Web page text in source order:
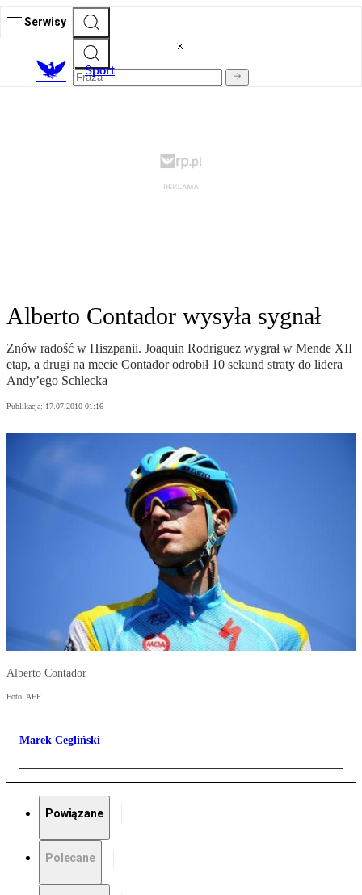
Serwisy
Sport
Alberto Contador wysyła sygnał
Znów radość w Hiszpanii. Joaquin Rodriguez wygrał w Mende XII
etap, a drugi na mecie Contador odrobił 10 sekund straty do lidera
Andy’ego Schlecka
Publikacja: 17.07.2010 01:16
Alberto Contador
Foto: AFP
Marek Cegliński
Powiązane
Polecane